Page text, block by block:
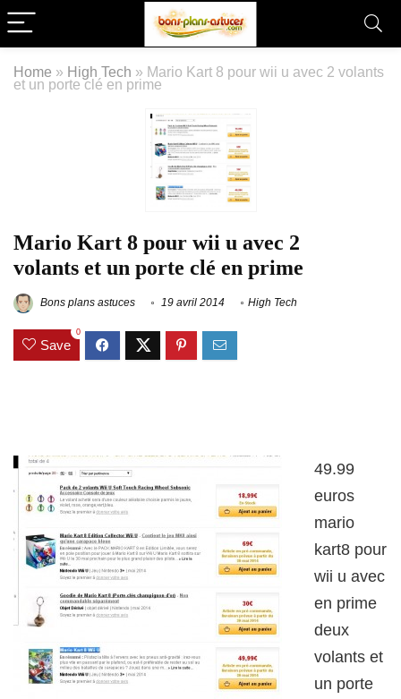
Home » High Tech » Mario Kart 8 pour wii u avec 2 volants
et un porte clé en prime
Mario Kart 8 pour wii u avec 2
volants et un porte clé en prime
Bons plans astuces 19 avril 2014 High Tech
Save
0
49.99
euros
mario
kart8 pour
wii u avec
en prime
deux
volants et
un porte